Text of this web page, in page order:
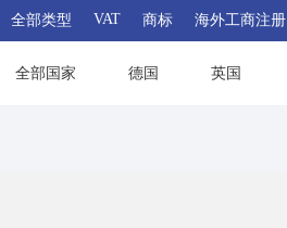
全部类型 VAT 商标 海外工商注册
全部国家 德国 英国